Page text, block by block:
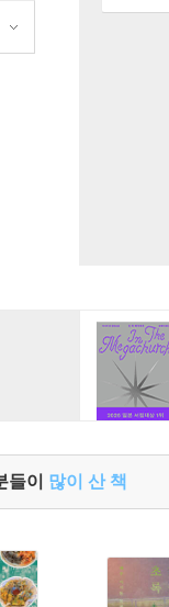
들이 많이 산 책